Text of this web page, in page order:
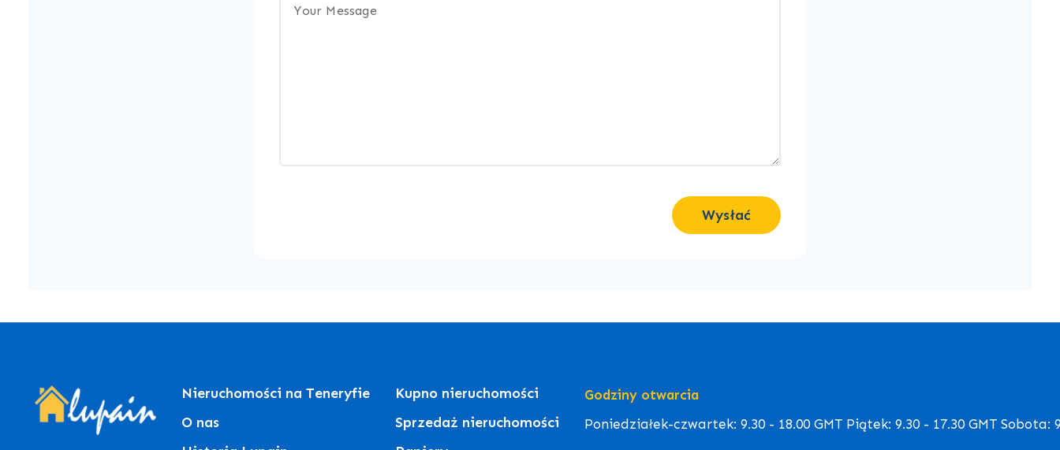
Wysłać
Nieruchomości na Teneryfie
O nas
Kupno nieruchomości
Sprzedaż nieruchomości
Godziny otwarcia
Poniedziałek-czwartek: 9.30 - 18.00 GMT Piątek: 9.30 - 17.30 GMT Sobota: